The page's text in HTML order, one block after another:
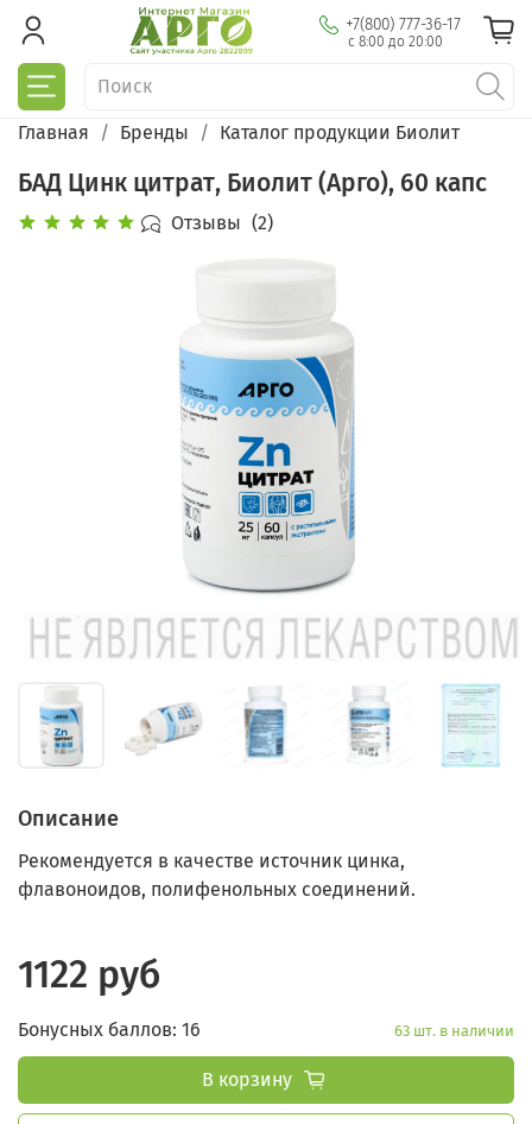
+7(800) 777-36-17
с 8:00 до 20:00
Главная Бренды Каталог продукции Биолит
БАД Цинк цитрат, Биолит (Арго), 60 капс
Отзывы (2)
Описание
Рекомендуется в качестве источник цинка,
флавоноидов, полифенольных соединений.
1122 руб
Бонусных баллов: 16 63 шт. в наличии
В корзину